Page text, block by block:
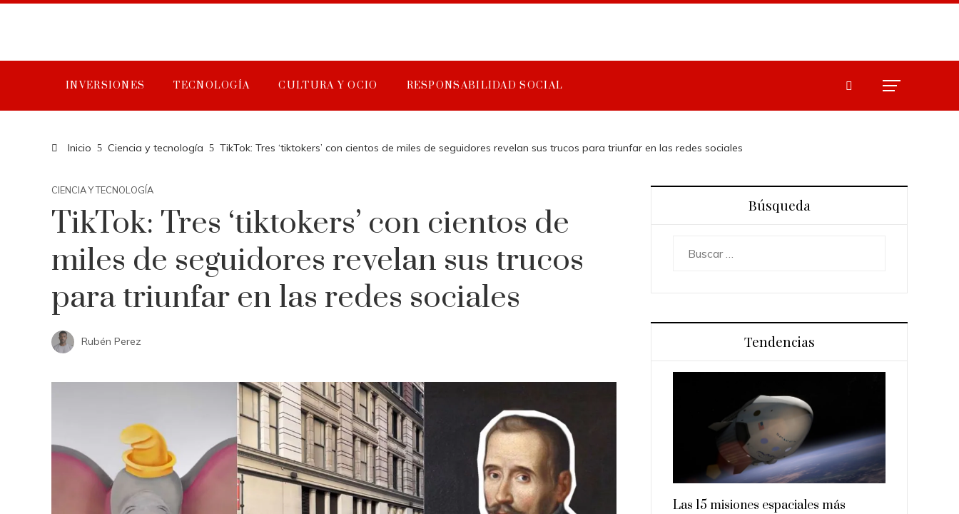
INVERSIONES TECNOLOGÍA CULTURA Y OCIO RESPONSABILIDAD SOCIAL
Inicio Ciencia y tecnología TikTok: Tres ‘tiktokers’ con cientos de miles de seguidores revelan sus trucos para triunfar en las redes sociales
CIENCIA Y TECNOLOGÍA
TikTok: Tres ‘tiktokers’ con cientos de
miles de seguidores revelan sus trucos
para triunfar en las redes sociales
Rubén Perez
Búsqueda
Tendencias
Los ordenadores que transformaron
Los 10 animales con sentidos que
Las 15 misiones espaciales más